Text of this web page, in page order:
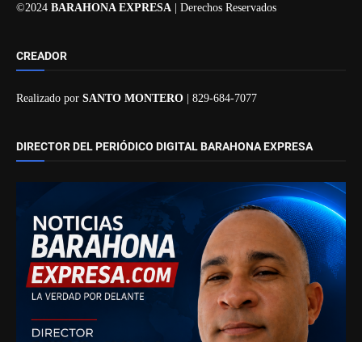
©2024 BARAHONA EXPRESA | Derechos Reservados
CREADOR
Realizado por SANTO MONTERO | 829-684-7077
DIRECTOR DEL PERIÓDICO DIGITAL BARAHONA EXPRESA